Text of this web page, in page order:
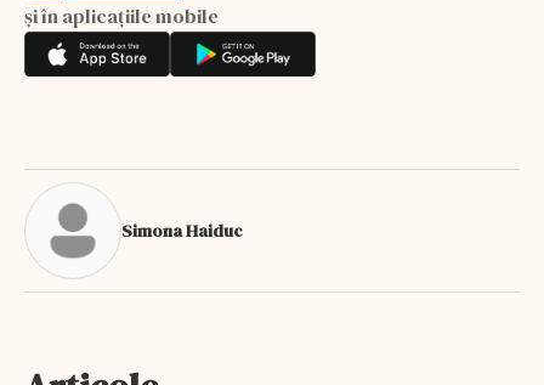
și în aplicațiile mobile
Simona Haiduc